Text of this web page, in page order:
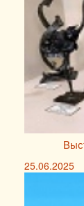
25.06.2025